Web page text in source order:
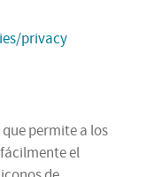
privacy
permite a los
el